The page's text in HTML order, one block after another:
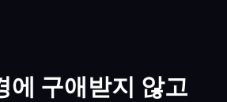
에 구애받지 않고